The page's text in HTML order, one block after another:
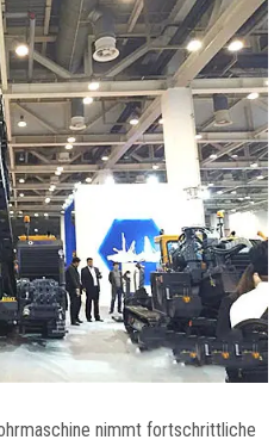
nimmt fortschrittliche